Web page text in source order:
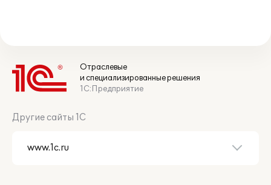
Отраслевые
и специализированные решения
1С:Предприятие
Другие сайты 1С